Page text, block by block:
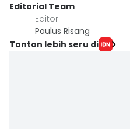
Editorial Team
Editor
Paulus Risang
Tonton lebih seru di